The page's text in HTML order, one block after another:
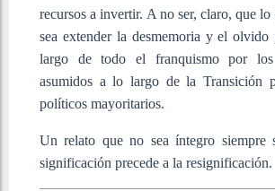
recursos a invertir. A no ser, claro, que lo
sea extender la desmemoria y el olvido
largo de todo el franquismo por los
asumidos a lo largo de la Transición
políticos mayoritarios.
Un relato que no sea íntegro siempre
significación precede a la resignificación.